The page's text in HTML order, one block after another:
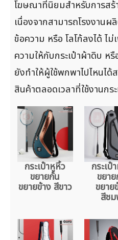
โฆษณาที่นิยมสำหรับการส
เนื่องจากสามารถโรงงาน
ข้อความ หรือ โลโก้ลงได้ ไ
ความให้กับกระเป๋าผ้าดิบ ห
ยังทำให้ผู้ใช้พกพาไปไหนได้
สินค้าตลอดเวลาที่ใช้งานกร
กระเป๋าหูหิ้ว
ขยายก้น
ขยายข้าง สีขาว
กระเป๋
ขยา
ขยาย
สีช